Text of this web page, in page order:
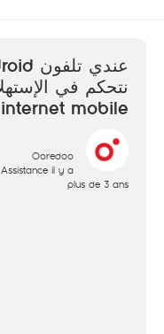
internet mobile مايوفاش فيسع ؟
Ooredoo
Assistance il y a
plus de 3 ans